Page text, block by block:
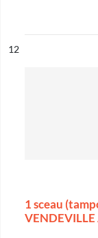
n°
12
1 sceau